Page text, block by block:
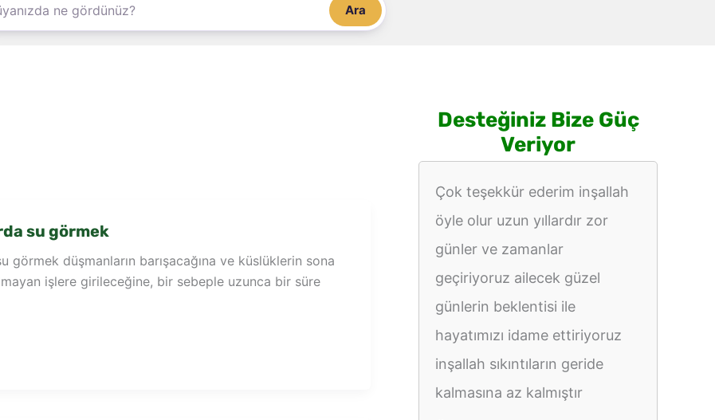
Ara
su görmek
görmek düşmanların barışacağına ve küslüklerin sona
işlere girileceğine, bir sebeple uzunca bir süre
Desteğiniz Bize Güç
Veriyor
Çok teşekkür ederim inşallah
öyle olur uzun yıllardır zor
günler ve zamanlar
geçiriyoruz ailecek güzel
günlerin beklentisi ile
hayatımızı idame ettiriyoruz
inşallah sıkıntıların geride
kalmasına az kalmıştır